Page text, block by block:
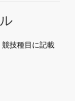
競技種目に記載